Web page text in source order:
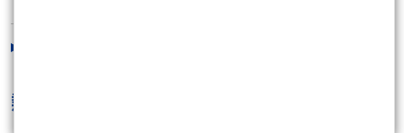
熱門焦點文章